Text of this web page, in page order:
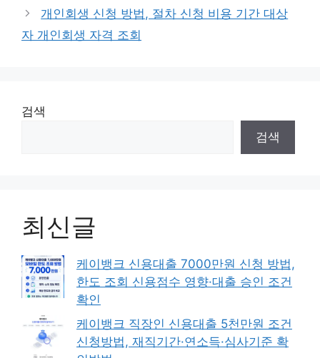
개인회생 신청 방법, 절차 신청 비용 기간 대상
자 개인회생 자격 조회
검색
검색
최신글
케이뱅크 신용대출 7000만원 신청 방법,
한도 조회 신용점수 영향·대출 승인 조건
확인
케이뱅크 직장인 신용대출 5천만원 조건
신청방법, 재직기간·연소득·심사기준 확